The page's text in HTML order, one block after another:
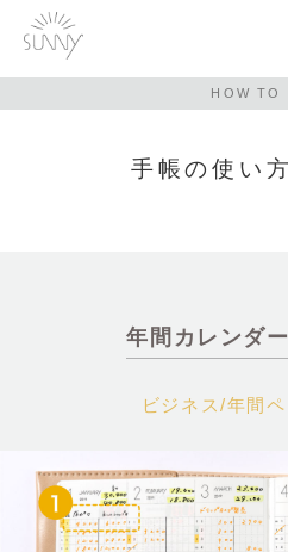
HOW TO
手帳の使い
年間カレンダ
ビジネス/年間